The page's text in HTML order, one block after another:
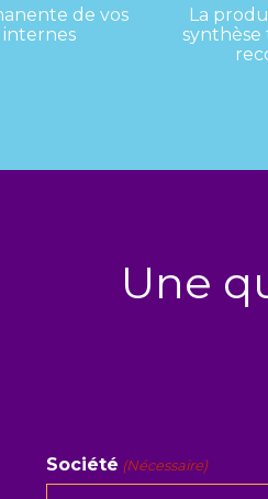
de vos
La
synthèse
Une
Société (Nécessaire)